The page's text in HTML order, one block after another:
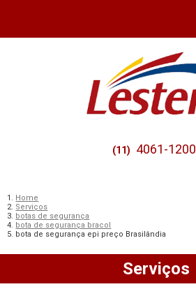
(11) 4061-1200
Home
Serviços
botas de segurança
bota de segurança bracol
bota de segurança epi preço Brasilândia
Serviços